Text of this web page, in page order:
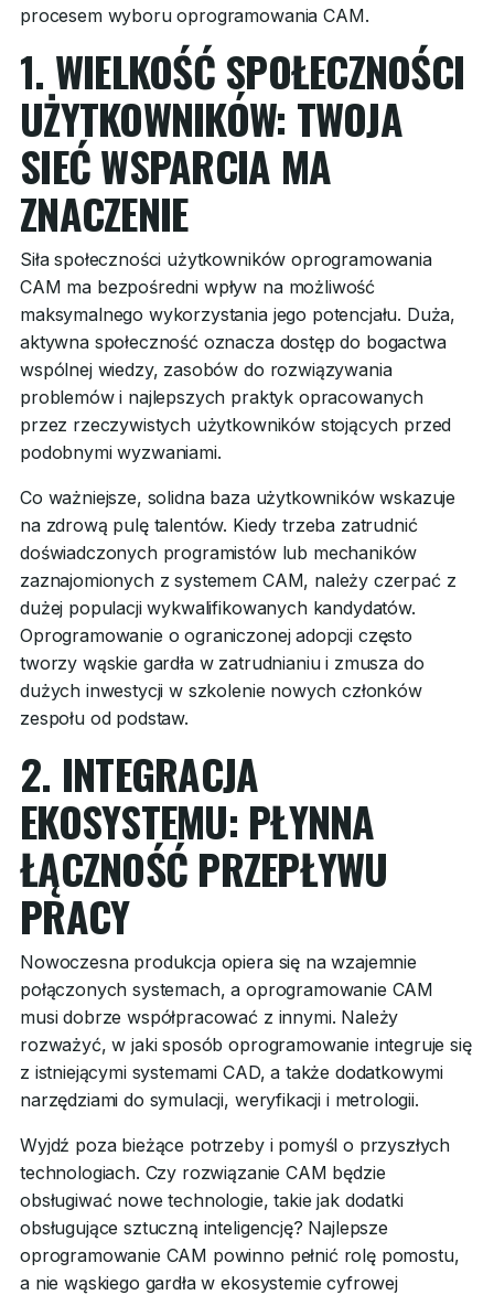
procesem wyboru oprogramowania CAM.
1. WIELKOŚĆ SPOŁECZNOŚCI
UŻYTKOWNIKÓW: TWOJA
SIEĆ WSPARCIA MA
ZNACZENIE
Siła społeczności użytkowników oprogramowania
CAM ma bezpośredni wpływ na możliwość
maksymalnego wykorzystania jego potencjału. Duża,
aktywna społeczność oznacza dostęp do bogactwa
wspólnej wiedzy, zasobów do rozwiązywania
problemów i najlepszych praktyk opracowanych
przez rzeczywistych użytkowników stojących przed
podobnymi wyzwaniami.
Co ważniejsze, solidna baza użytkowników wskazuje
na zdrową pulę talentów. Kiedy trzeba zatrudnić
doświadczonych programistów lub mechaników
zaznajomionych z systemem CAM, należy czerpać z
dużej populacji wykwalifikowanych kandydatów.
Oprogramowanie o ograniczonej adopcji często
tworzy wąskie gardła w zatrudnianiu i zmusza do
dużych inwestycji w szkolenie nowych członków
zespołu od podstaw.
2. INTEGRACJA
EKOSYSTEMU: PŁYNNA
ŁĄCZNOŚĆ PRZEPŁYWU
PRACY
Nowoczesna produkcja opiera się na wzajemnie
połączonych systemach, a oprogramowanie CAM
musi dobrze współpracować z innymi. Należy
rozważyć, w jaki sposób oprogramowanie integruje się
z istniejącymi systemami CAD, a także dodatkowymi
narzędziami do symulacji, weryfikacji i metrologii.
Wyjdź poza bieżące potrzeby i pomyśl o przyszłych
technologiach. Czy rozwiązanie CAM będzie
obsługiwać nowe technologie, takie jak dodatki
obsługujące sztuczną inteligencję? Najlepsze
oprogramowanie CAM powinno pełnić rolę pomostu,
a nie wąskiego gardła w ekosystemie cyfrowej